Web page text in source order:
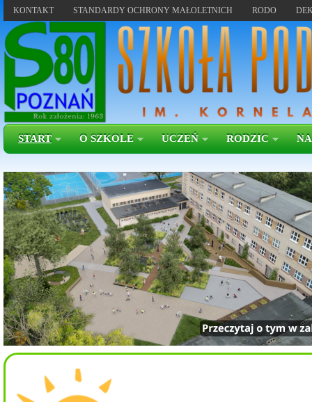
KONTAKT STANDARDY OCHRONY MAŁOLETNICH RODO
START O SZKOLE UCZEŃ RODZIC